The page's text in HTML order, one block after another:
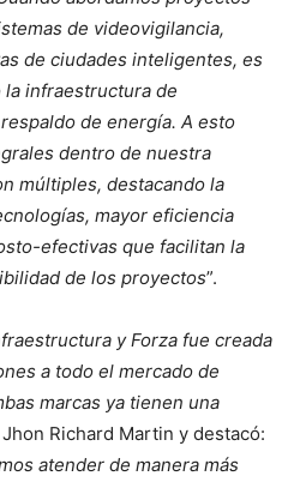
de videovigilancia,
de ciudades inteligentes, es
infraestructura de
de energía. A esto
dentro de nuestra
múltiples, destacando la
mayor eficiencia
efectivas que facilitan la
de los proyectos”.
y Forza fue creada
a todo el mercado de
marcas ya tienen una
Jhon Richard Martin y destacó:
atender de manera más